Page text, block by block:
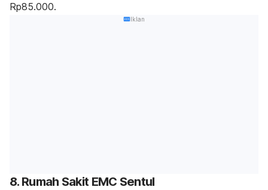
Rp85.000.
Iklan
8. Rumah Sakit EMC Sentul